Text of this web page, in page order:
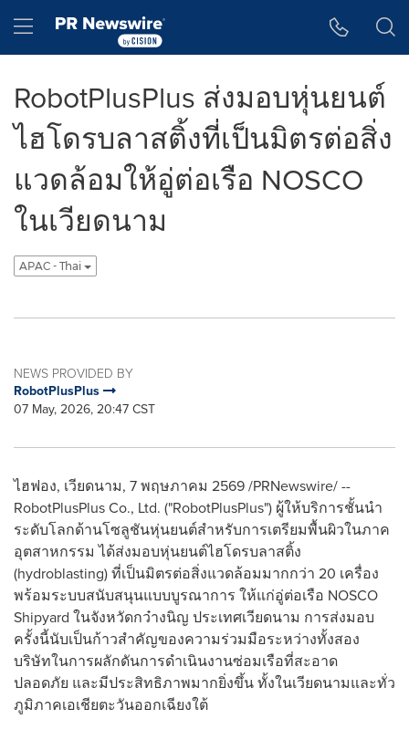
Hamburger menu
RobotPlusPlus ส่งมอบหุ่นยนต์
ไฮโดรบลาสติ้งที่เป็นมิตรต่อสิ่ง
แวดล้อมให้อู่ต่อเรือ NOSCO
ในเวียดนาม
APAC - Thai
NEWS PROVIDED BY
RobotPlusPlus
07 May, 2026, 20:47 CST
ไฮฟอง, เวียดนาม, 7 พฤษภาคม 2569 /PRNewswire/ --
RobotPlusPlus Co., Ltd. ("RobotPlusPlus") ผู้ให้บริการชั้นนำ
ระดับโลกด้านโซลูชันหุ่นยนต์สำหรับการเตรียมพื้นผิวในภาค
อุตสาหกรรม ได้ส่งมอบหุ่นยนต์ไฮโดรบลาสติ้ง
(hydroblasting) ที่เป็นมิตรต่อสิ่งแวดล้อมมากกว่า 20 เครื่อง
พร้อมระบบสนับสนุนแบบบูรณาการ ให้แก่อู่ต่อเรือ NOSCO
Shipyard ในจังหวัดกว๋างนิญ ประเทศเวียดนาม การส่งมอบ
ครั้งนี้นับเป็นก้าวสำคัญของความร่วมมือระหว่างทั้งสอง
บริษัทในการผลักดันการดำเนินงานซ่อมเรือที่สะอาด
ปลอดภัย และมีประสิทธิภาพมากยิ่งขึ้น ทั้งในเวียดนามและทั่ว
ภูมิภาคเอเชียตะวันออกเฉียงใต้